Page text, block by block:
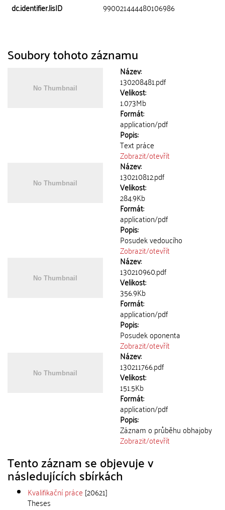
dc.identifier.lisID
990021444480106986
Soubory tohoto záznamu
Název:
130208481.pdf
Velikost:
1.073Mb
Formát:
application/pdf
Popis:
Text práce
Zobrazit/otevřít
Název:
130210812.pdf
Velikost:
284.9Kb
Formát:
application/pdf
Popis:
Posudek vedoucího
Zobrazit/otevřít
Název:
130210960.pdf
Velikost:
356.9Kb
Formát:
application/pdf
Popis:
Posudek oponenta
Zobrazit/otevřít
Název:
130211766.pdf
Velikost:
151.5Kb
Formát:
application/pdf
Popis:
Záznam o průběhu obhajoby
Zobrazit/otevřít
Tento záznam se objevuje v
následujících sbírkách
Kvalifikační práce [20621]
Theses